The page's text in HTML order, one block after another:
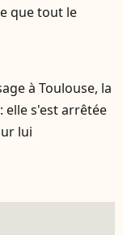
que tout le
à Toulouse, la
elle s'est arrêtée
lui